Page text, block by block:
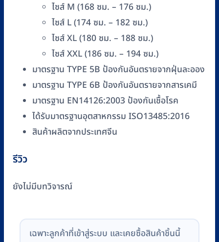
ไซส์ M (168 ซม. – 176 ซม.)
ไซส์ L (174 ซม. – 182 ซม.)
ไซส์ XL (180 ซม. – 188 ซม.)
ไซส์ XXL (186 ซม. – 194 ซม.)
มาตรฐาน TYPE 5B ป้องกันอันตรายจากฝุ่นละออง
มาตรฐาน TYPE 6B ป้องกันอันตรายจากสารเคมี
มาตรฐาน EN14126:2003 ป้องกันเชื้อโรค
ได้รับมาตรฐานอุตสาหกรรม ISO13485:2016
สินค้าผลิตจากประเทศจีน
รีวิว
ยังไม่มีบทวิจารณ์
เฉพาะลูกค้าที่เข้าสู่ระบบ และเคยซื้อสินค้าชิ้นนี้